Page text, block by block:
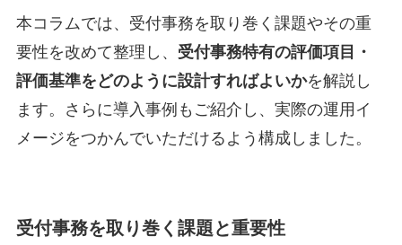
本コラムでは、受付事務を取り巻く課題やその重
要性を改めて整理し、 受付事務特有の評価項目・
評価基準をどのように設計すればよいかを解説し
ます。さらに導入事例もご紹介し、実際の運用イ
メージをつかんでいただけるよう構成しました。
受付事務を取り巻く課題と重要性